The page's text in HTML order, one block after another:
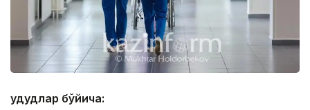
Ҳудудлар бўйича: